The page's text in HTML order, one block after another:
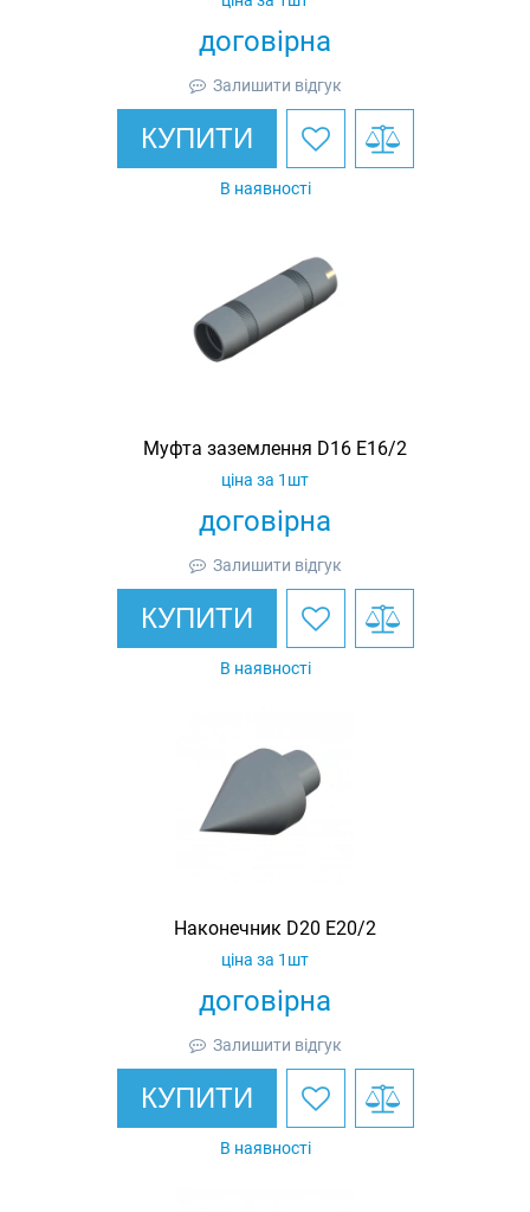
договірна
Залишити відгук
КУПИТИ
В наявності
Муфта заземлення D16 E16/2
договірна
ціна за 1шт
Залишити відгук
КУПИТИ
В наявності
Наконечник D20 E20/2
договірна
ціна за 1шт
Залишити відгук
КУПИТИ
В наявності